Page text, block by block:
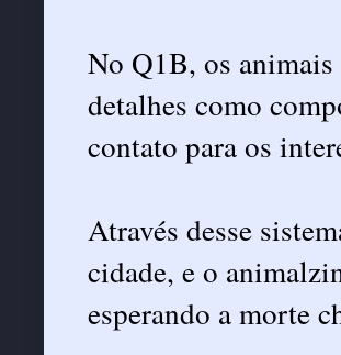
No Q1B, os
detalhes como
contato para os
Através desse
cidade, e o
esperando a morte